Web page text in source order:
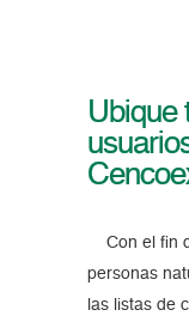
Ubique
Con el fin
personas
las listas de